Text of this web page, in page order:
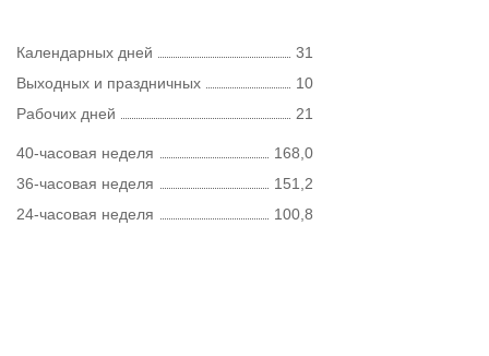
Календарных дней
31
Выходных и праздничных
10
Рабочих дней
21
40-часовая неделя
168,0
36-часовая неделя
151,2
24-часовая неделя
100,8